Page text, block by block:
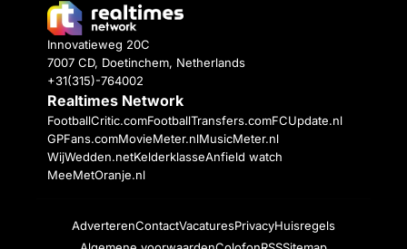
Innovatieweg 20C
7007 CD, Doetinchem, Netherlands
+31(315)-764002
Realtimes Network
FootballCritic.comFootballTransfers.comFCUpdate.nl
GPFans.comMovieMeter.nlMusicMeter.nl
WijWedden.netKelderklasseAnfield watch
MeeMetOranje.nl
AdverterenContactVacaturesPrivacyHuisregels